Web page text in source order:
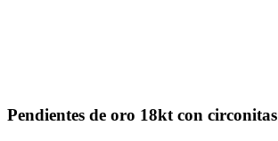
Pendientes de oro 18kt con circonitas